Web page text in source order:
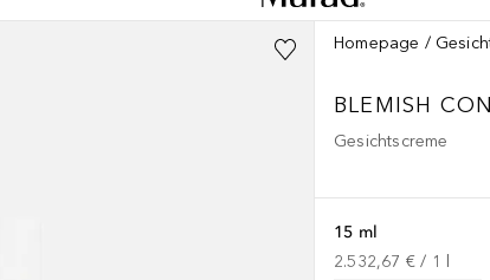
Homepage
BLEMISH
Gesichtscreme
15 ml
2.532,67 € / 1